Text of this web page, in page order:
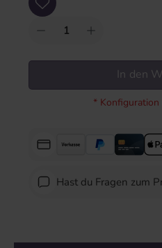
In den
*
Hast du Fragen zum